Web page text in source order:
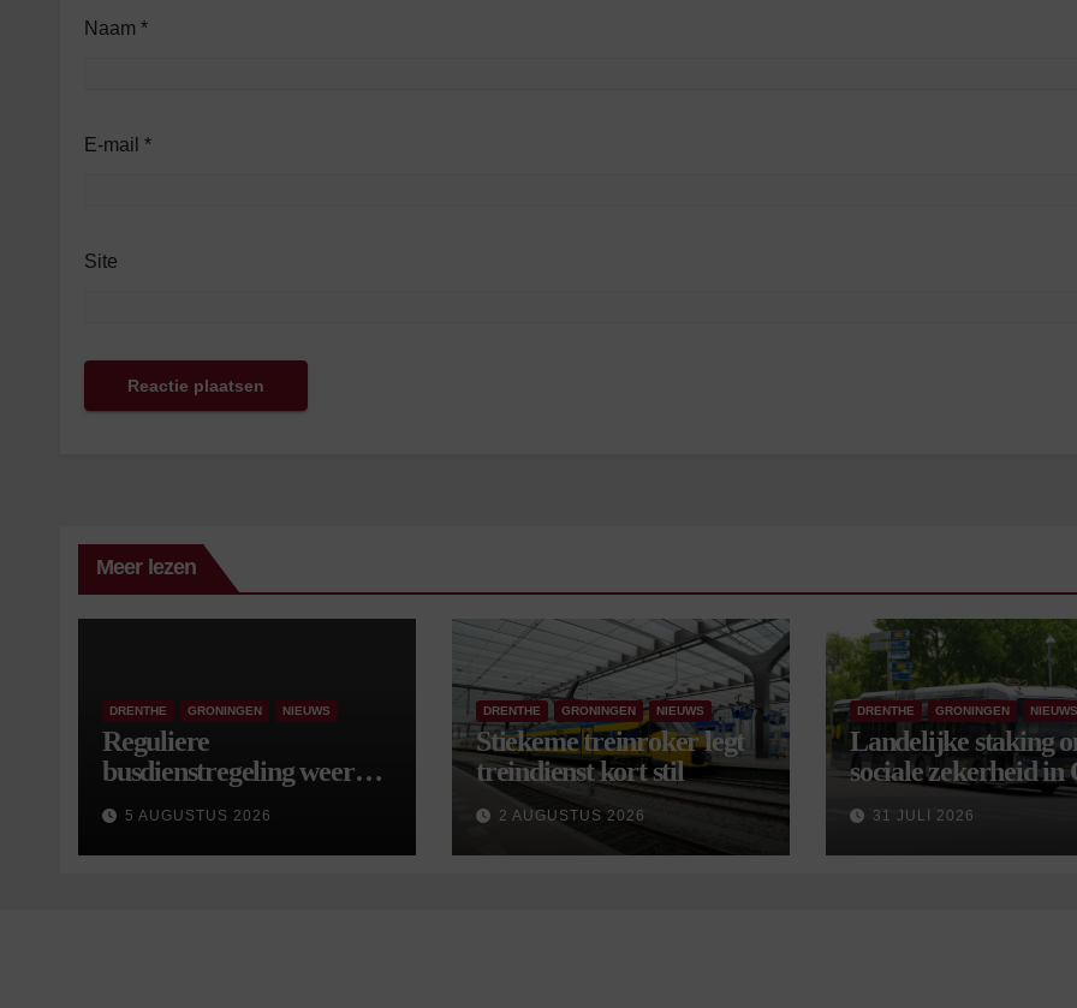
Naam *
E-mail *
Site
Meer lezen
DRENTHE GRONINGEN NIEUWS
Reguliere
busdienstregeling weer
van start, met kleine
wijzigingen
5 AUGUSTUS 2026
DRENTHE GRONINGEN NIEUWS
Stiekeme treinroker legt
treindienst kort stil
2 AUGUSTUS 2026
DRENTHE GRONINGEN NIEUWS
Landelijke staking
sociale zekerheid in
aangekondigd voor 9
september
31 JULI 2026